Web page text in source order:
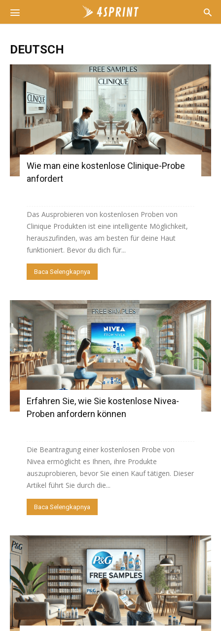
DEUTSCH
Wie man eine kostenlose Clinique-Probe
anfordert
Das Ausprobieren von kostenlosen Proben von
Clinique Produkten ist eine intelligente Möglichkeit,
herauszufinden, was am besten für deine Haut
funktioniert. Bevor du dich für...
Baca Selengkapnya
Erfahren Sie, wie Sie kostenlose Nivea-
Proben anfordern können
Die Beantragung einer kostenlosen Probe von
Nivea ermöglicht es Ihnen, ihre Produkte
auszuprobieren, bevor Sie einen Kauf tätigen. Dieser
Artikel führt Sie durch die...
Baca Selengkapnya